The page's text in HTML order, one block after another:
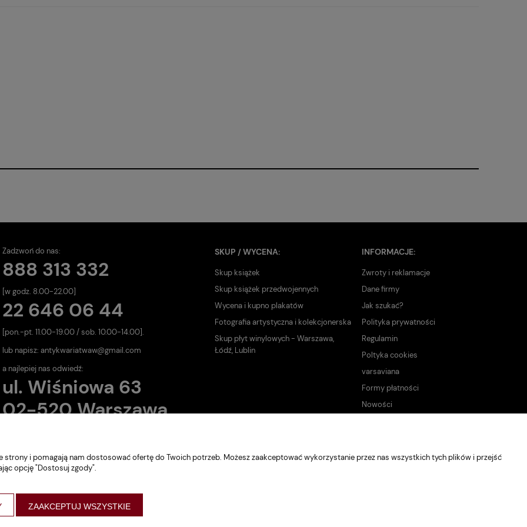
Zadzwoń do nas:
888 313 332
[w godz. 8.00-22.00]
22 646 06 44
[pon.-pt. 11.00-19.00 / sob. 10.00-14.00].
lub napisz: antykwariatwaw@gmail.com
a najlepiej nas odwiedź:
ul. Wiśniowa 63
02-520 Warszawa
SKUP / WYCENA:
Skup książek
Skup książek przedwojennych
Wycena i kupno plakatów
Fotografia artystyczna i kolekcjonerska
Skup płyt winylowych - Warszawa,
Łódź, Lublin
INFORMACJE:
Zwroty i reklamacje
Dane firmy
Jak szukać?
Polityka prywatności
Regulamin
Poltyka cookies
varsaviana
Formy płatności
Nowości
strony i pomagają nam dostosować ofertę do Twoich potrzeb. Możesz zaakceptować wykorzystanie przez nas wszystkich tych plików i przejść
opcję "Dostosuj zgody".
ZAAKCEPTUJ WSZYSTKIE